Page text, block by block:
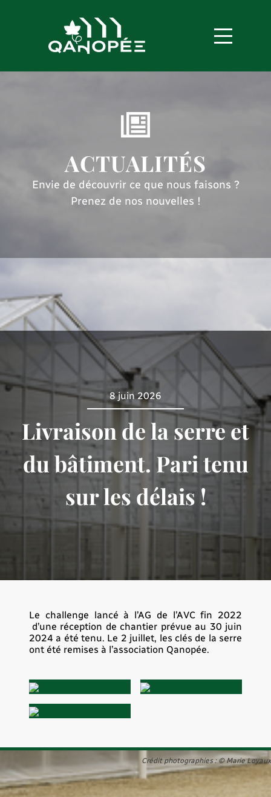
ACTUALITÉS
Envie de découvrir ce que nous faisons ?
Prenez de nos nouvelles !
8 juin 2026
Livraison de la serre et
du bâtiment. Pari tenu
sur les délais !
Le challenge lancé à l’AG de l’AVC fin 2022
d’une réception de chantier prévue au 30 juin
2024 a été tenu. Le 2 juillet, les clés de la serre
ont été remises à l’association Qanopée.
Crédit photographies :© Marie Loyaux
ᐸ RETOUR AUX ACTUALITÉS